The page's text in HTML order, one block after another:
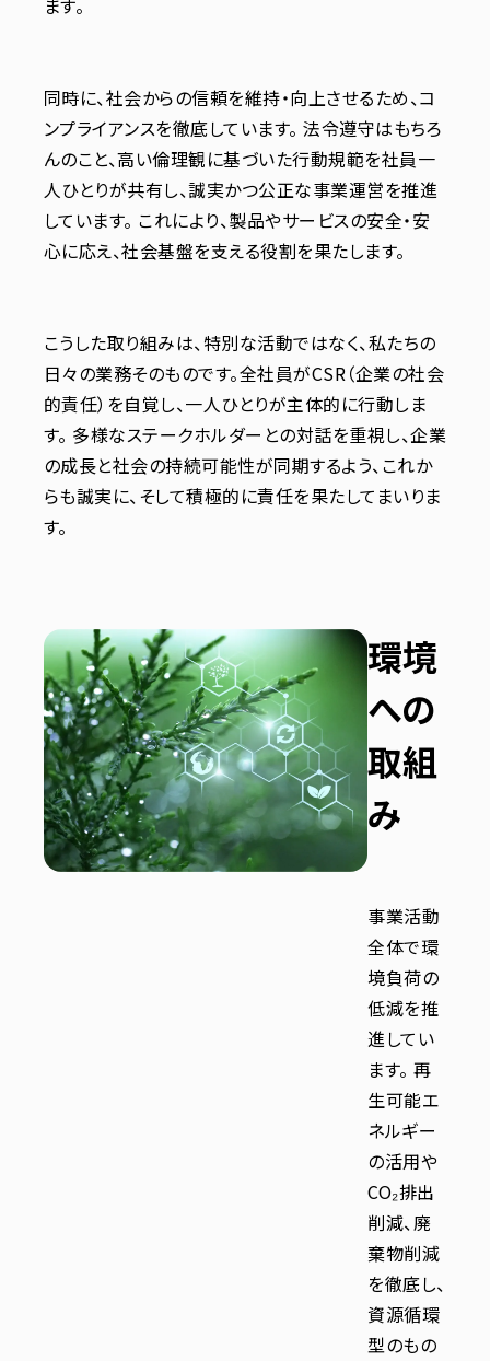
ます。
同時に、社会からの信頼を維持・向上させるため、コ
ンプライアンスを徹底しています。 法令遵守はもちろ
んのこと、高い倫理観に基づいた行動規範を社員一
人ひとりが共有し、誠実かつ公正な事業運営を推進
しています。 これにより、製品やサービスの安全・安
心に応え、社会基盤を支える役割を果たします。
こうした取り組みは、特別な活動ではなく、私たちの
日々の業務そのものです。全社員がCSR（企業の社会
的責任）を自覚し、一人ひとりが主体的に行動しま
す。 多様なステークホルダーとの対話を重視し、企業
の成長と社会の持続可能性が同期するよう、これか
らも誠実に、そして積極的に責任を果たしてまいりま
す。
環境
への
取組
み
事業活動
全体で環
境負荷の
低減を推
進してい
ます。 再
生可能エ
ネルギー
の活用や
CO₂排出
削減、廃
棄物削減
を徹底し、
資源循環
型のもの